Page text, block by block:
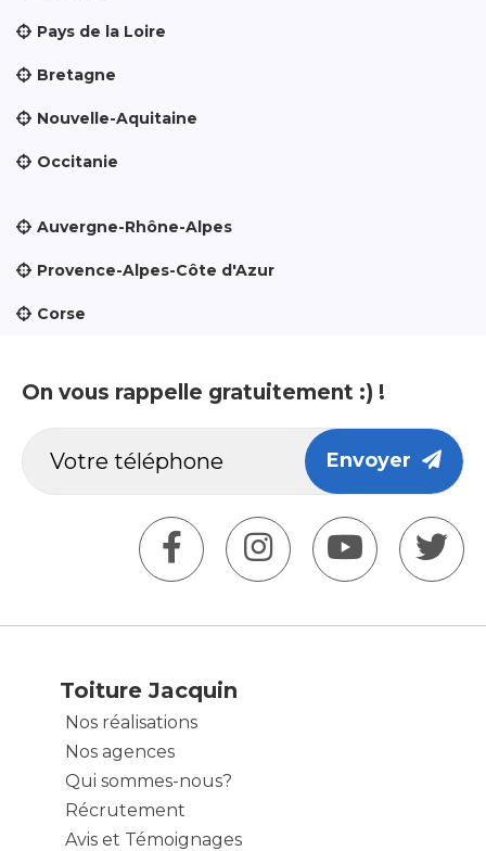
Pays de la Loire
Bretagne
Nouvelle-Aquitaine
Occitanie
Auvergne-Rhône-Alpes
Provence-Alpes-Côte d'Azur
Corse
On vous rappelle gratuitement :) !
Envoyer
Toiture Jacquin
Nos réalisations
Nos agences
Qui sommes-nous?
Récrutement
Avis et Témoignages